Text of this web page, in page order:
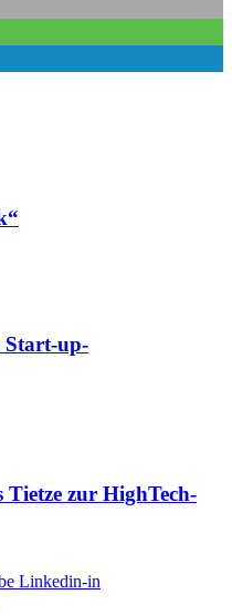
Start-up-
zur HighTech-
Linkedin-in